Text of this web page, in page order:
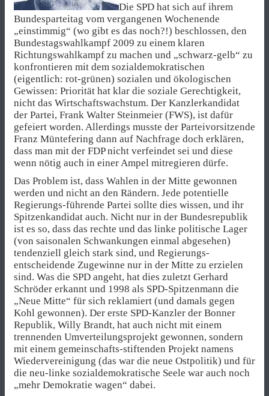
Die SPD hat sich auf ihrem
Bundesparteitag vom vergangenen Wochenende
„einstimmig“ (wo gibt es das noch?!) beschlossen, den
Bundestagswahlkampf 2009 zu einem klaren
Richtungswahlkampf zu machen und „schwarz-gelb“ zu
konfrontieren mit dem sozialdemokratischen
(eigentlich: rot-grünen) sozialen und ökologischen
Gewissen: Priorität hat klar die soziale Gerechtigkeit,
nicht das Wirtschaftswachstum. Der Kanzlerkandidat
der Partei, Frank Walter Steinmeier (FWS), ist dafür
gefeiert worden. Allerdings musste der Parteivorsitzende
Franz Müntefering dann auf Nachfrage doch erklären,
dass man mit der FDP nicht verfeindet sei und diese
wenn nötig auch in einer Ampel mitregieren dürfe.
Das Problem ist, dass Wahlen in der Mitte gewonnen
werden und nicht an den Rändern. Jede potentielle
Regierungs-führende Partei sollte dies wissen, und ihr
Spitzenkandidat auch. Nicht nur in der Bundesrepublik
ist es so, dass das rechte und das linke politische Lager
(von saisonalen Schwankungen einmal abgesehen)
tendenziell gleich stark sind, und Regierungs-
entscheidende Zugewinne nur in der Mitte zu erzielen
sind. Was die SPD angeht, hat dies zuletzt Gerhard
Schröder erkannt und 1998 als SPD-Spitzenmann die
„Neue Mitte“ für sich reklamiert (und damals gegen
Kohl gewonnen). Der erste SPD-Kanzler der Bonner
Republik, Willy Brandt, hat auch nicht mit einem
trennenden Umverteilungsprojekt gewonnen, sondern
mit einem gemeinschafts-stiftenden Projekt namens
Wiedervereinigung (das war die neue Ostpolitik) und für
die neu-linke sozialdemokratische Seele war auch noch
„mehr Demokratie wagen“ dabei.